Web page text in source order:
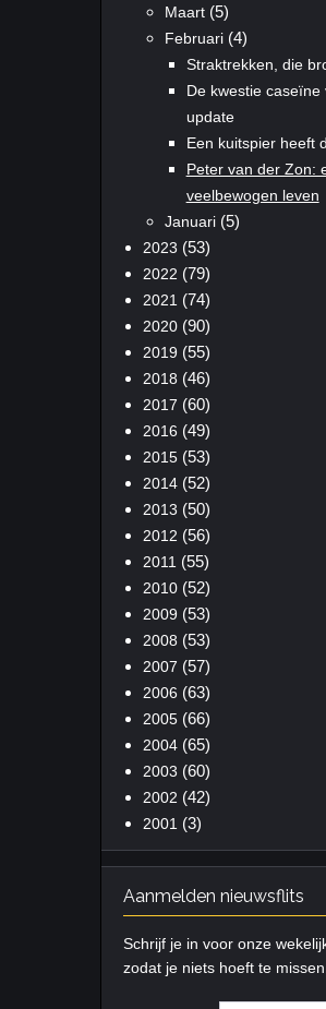
Maart(5)
Februari(4)
Straktrekken, die
De kwestie caseïne
update
Een kuitspier heeft
Peter van der Zon:
veelbewogen leven
Januari(5)
2023 (53)
2022 (79)
2021 (74)
2020(90)
2019 (55)
2018 (46)
2017 (60)
2016 (49)
2015(53)
2014(52)
2013 (50)
2012 (56)
2011 (55)
2010(52)
2009 (53)
2008 (53)
2007 (57)
2006 (63)
2005(66)
2004(65)
2003 (60)
2002 (42)
2001 (3)
Aanmelden nieuwsflits
Schrijf je in voor onze
zodat je niets hoeft te missen.